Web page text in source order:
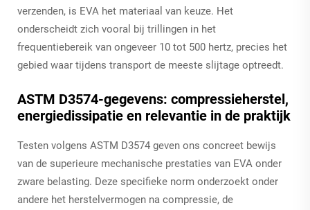
verzenden, is EVA het materiaal van keuze. Het
onderscheidt zich vooral bij trillingen in het
frequentiebereik van ongeveer 10 tot 500 hertz, precies het
gebied waar tijdens transport de meeste slijtage optreedt.
ASTM D3574-gegevens: compressieherstel,
energiedissipatie en relevantie in de praktijk
Testen volgens ASTM D3574 geven ons concreet bewijs
van de superieure mechanische prestaties van EVA onder
zware belasting. Deze specifieke norm onderzoekt onder
andere het herstelvermogen na compressie, de